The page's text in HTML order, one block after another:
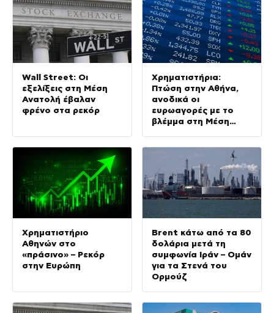
Wall Street: Οι
εξελίξεις στη Μέση
Ανατολή έβαλαν
φρένο στα ρεκόρ
Χρηματιστήρια:
Πτώση στην Αθήνα,
ανοδικά οι
ευρωαγορές με το
βλέμμα στη Μέση
Χρηματιστήριο
Αθηνών στο
«πράσινο» – Ρεκόρ
στην Ευρώπη
Brent κάτω από τα 80
δολάρια μετά τη
συμφωνία Ιράν – Ομάν
για τα Στενά του
Ορμούζ